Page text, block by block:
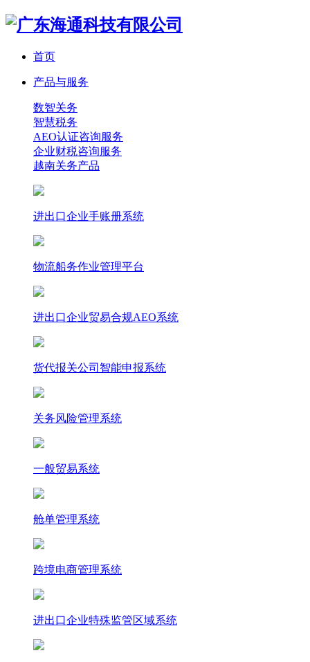
首页
产品与服务
数智关务
智慧税务
AEO认证咨询服务
企业财税咨询服务
越南关务产品
进出口企业手账册系统
物流船务作业管理平台
进出口企业贸易合规AEO系统
货代报关公司智能申报系统
关务风险管理系统
一般贸易系统
舱单管理系统
跨境电商管理系统
进出口企业特殊监管区域系统